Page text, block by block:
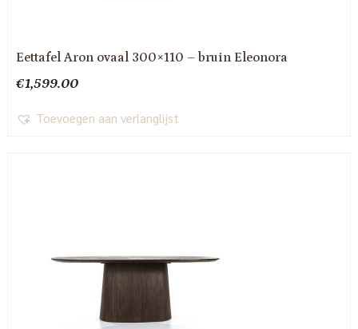
Eettafel Aron ovaal 300×110 – bruin Eleonora
€1,599.00
Toevoegen aan verlanglijst